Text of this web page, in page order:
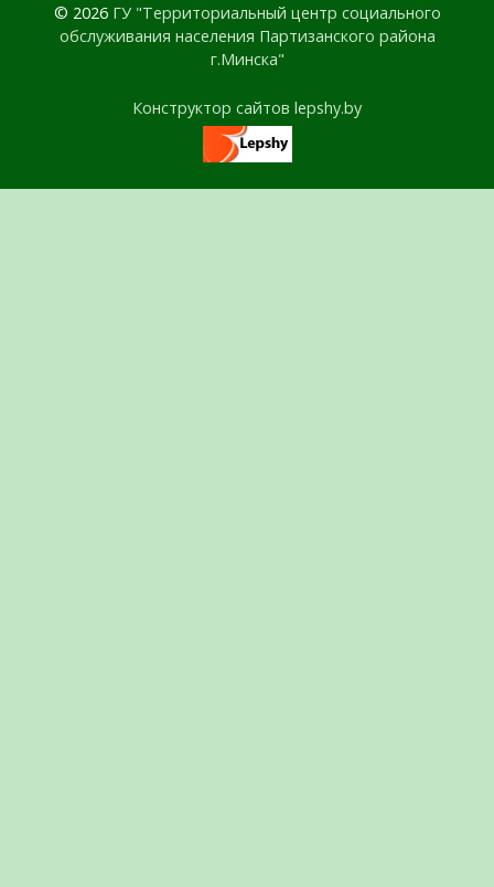
© 2026 ГУ "Территориальный центр социального
обслуживания населения Партизанского района
г.Минска"
Конструктор сайтов lepshy.by